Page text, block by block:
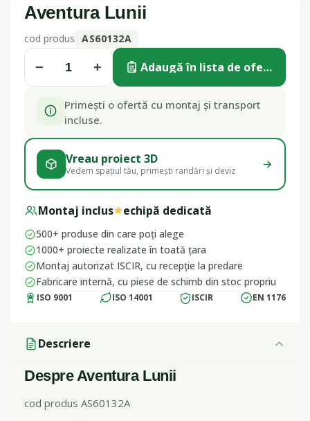
Aventura Lunii
cod produs AS60132A
− + Adaugă în lista de ofertă
Primești o ofertă cu montaj și transport
incluse.
Vreau proiect 3D
Vedem spațiul tău, primești randări și deviz
Montaj inclus echipă dedicată
500+ produse din care poți alege
1000+ proiecte realizate în toată țara
Montaj autorizat ISCIR, cu recepție la predare
Fabricare internă, cu piese de schimb din stoc propriu
ISO 9001 ISO 14001 ISCIR EN 1176
Descriere
Despre Aventura Lunii
cod produs AS60132A